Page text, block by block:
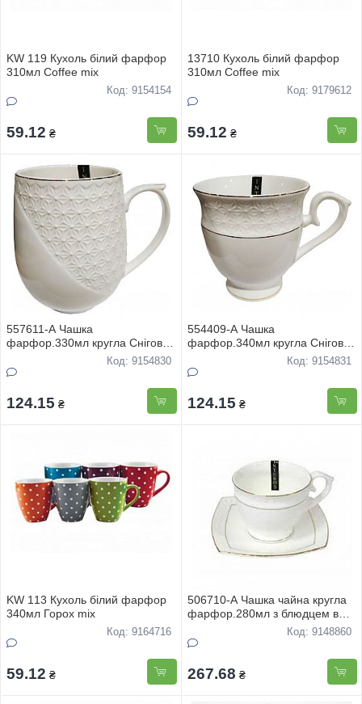
KW 119 Кухоль білий фарфор
310мл Coffee mix
Код: 9154154
59.12 ₴
13710 Кухоль білий фарфор
310мл Coffee mix
Код: 9179612
59.12 ₴
557611-А Чашка
фарфор.330мл кругла Снігова
Код: 9154830
124.15 ₴
554409-А Чашка
фарфор.340мл кругла Снігова
Код: 9154831
124.15 ₴
KW 113 Кухоль білий фарфор
340мл Горох mix
Код: 9164716
59.12 ₴
506710-A Чашка чайна кругла
фарфор.280мл з блюдцем в
запайці Снігова королеваКод: 9148860
267.68 ₴